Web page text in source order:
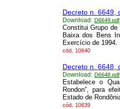
Decreto n. 6649,
Download: D6649.pdf
Constitui Grupo
Baixa dos Bens
Exercício de 1994.
cód. 10640
Decreto n. 6648,
Download: D6648.pdf
Estabelece o
Rondon”, para
Estado de
cód. 10639